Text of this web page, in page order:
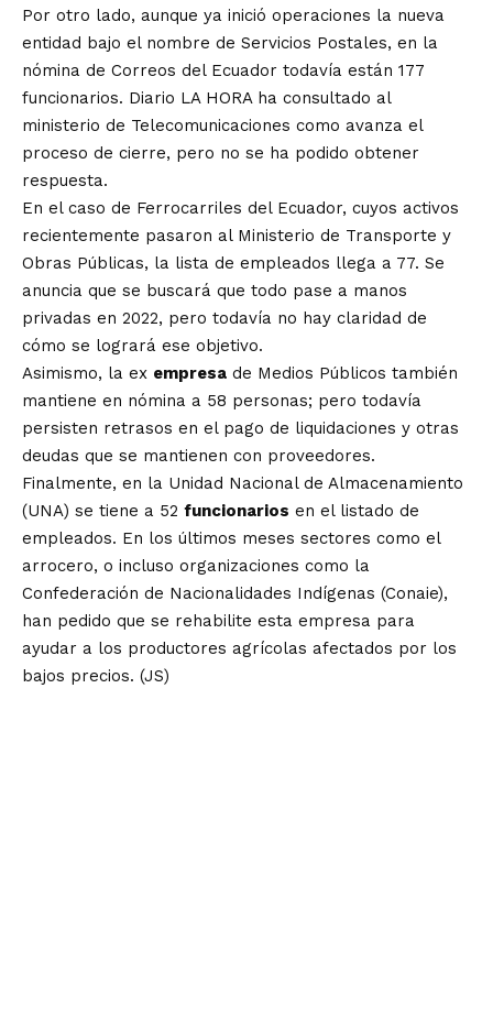
Por otro lado, aunque ya inició operaciones la nueva
entidad bajo el nombre de Servicios Postales, en la
nómina de Correos del Ecuador todavía están 177
funcionarios. Diario LA HORA ha consultado al
ministerio de Telecomunicaciones como avanza el
proceso de cierre, pero no se ha podido obtener
respuesta.
En el caso de Ferrocarriles del Ecuador, cuyos activos
recientemente pasaron al Ministerio de Transporte y
Obras Públicas, la lista de empleados llega a 77. Se
anuncia que se buscará que todo pase a manos
privadas en 2022, pero todavía no hay claridad de
cómo se logrará ese objetivo.
Asimismo, la ex empresa de Medios Públicos también
mantiene en nómina a 58 personas; pero todavía
persisten retrasos en el pago de liquidaciones y otras
deudas que se mantienen con proveedores.
Finalmente, en la Unidad Nacional de Almacenamiento
(UNA) se tiene a 52 funcionarios en el listado de
empleados. En los últimos meses sectores como el
arrocero, o incluso organizaciones como la
Confederación de Nacionalidades Indígenas (Conaie),
han pedido que se rehabilite esta empresa para
ayudar a los productores agrícolas afectados por los
bajos precios. (JS)